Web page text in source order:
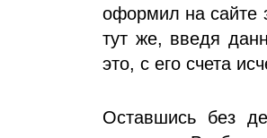
оформил на сайте
тут же, введя
это, с его счета
Оставшись без